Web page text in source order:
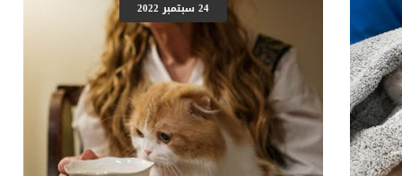
على
الذي
هناك مجموعة من العلامات والرموز الموجودة فى اللثة ومع عقد
بعض المقارنات بين عدد الاسنان اللبنية والاسنان الدائمة يمكننا
تقدير عمر القطة. يمكن للأطباء البيطريين تقدير عمر القط من خلال
عدد الأسنان الدائمة مقابل الأسنان اللبنية. بعد فقدان أسنان الطفل ،
[…]
24 سبتمبر 2022